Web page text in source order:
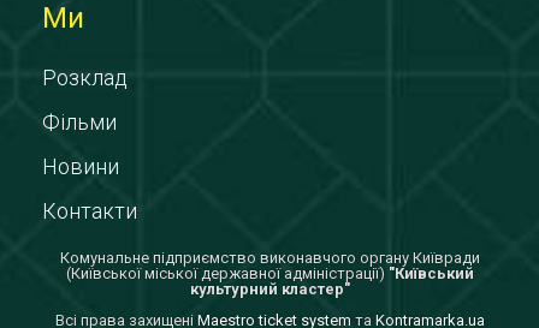
Ми
Розклад
Фільми
Новини
Контакти
Комунальне підприємство виконавчого органу Київради
(Київської міської державної адміністрації) "Київський
культурний кластер"
Всi права захищенi Maestro ticket system та Kontramarka.ua